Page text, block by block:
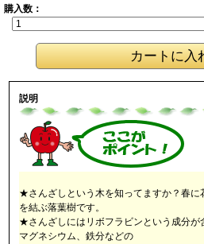
購入数：
説明
★さんざしという木を知ってますか？春に
を結ぶ落葉樹です。
★さんざしにはリボフラビンという成分が
マグネシウム、鉄分などの